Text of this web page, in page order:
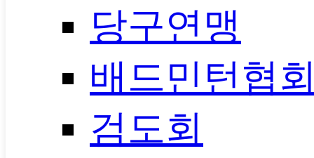
당구연맹
배드민턴협
검도회